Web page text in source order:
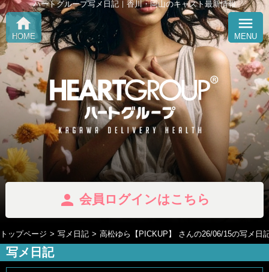
ハートグループ写メ日記｜香川・岡山のキャスト最新情報
home
HOME
menu
MENU
person 会員ログインはこちら
トップページ 写メ日記 高松ゆら【PICKUP】 さんの26/06/15の写メ日
写メ日記